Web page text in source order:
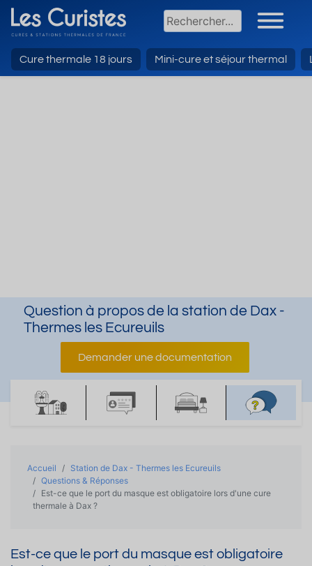
Cure thermale 18 jours Mini-cure et séjour thermal
Question à propos de la station de Dax -
Thermes les Ecureuils
Demander une documentation
Accueil
Station de Dax - Thermes les Ecureuils
Questions & Réponses
Est-ce que le port du masque est obligatoire lors d'une cure
thermale à Dax ?
Est-ce que le port du masque est obligatoire